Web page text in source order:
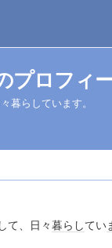
プロフィ
暮らしています。
て、日々暮らしてい